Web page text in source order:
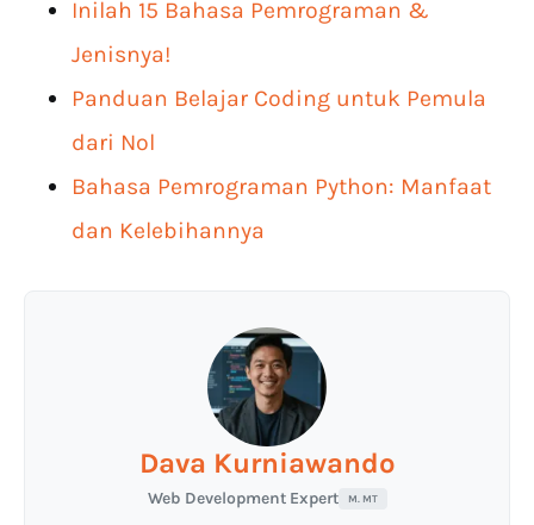
Inilah 15 Bahasa Pemrograman &
Jenisnya!
Panduan Belajar Coding untuk Pemula
dari Nol
Bahasa Pemrograman Python: Manfaat
dan Kelebihannya
Dava Kurniawando
Web Development Expert M. MT